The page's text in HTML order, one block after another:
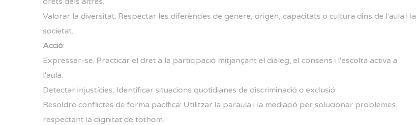
Valorar la diversitat: Respectar les diferències de gènere, origen, capacitats o cultura dins de l'aula i la
societat.
Acció:
Expressar-se. Practicar el dret a la participació mitjançant el diàleg, el consens i l'escolta activa a
l'aula.
Detectar injustícies: Identificar situacions quotidianes de discriminació o exclusió .
Resoldre conflictes de forma pacífica: Utilitzar la paraula i la mediació per solucionar problemes,
respectant la dignitat de tothom.